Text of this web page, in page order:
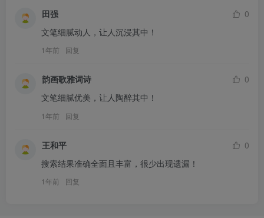
田强
0
文笔细腻动人，让人沉浸其中！
1年前 回复
韵画歌雅词诗
0
文笔细腻优美，让人陶醉其中！
1年前 回复
王和平
0
搜索结果准确全面且丰富，很少出现遗漏！
1年前 回复